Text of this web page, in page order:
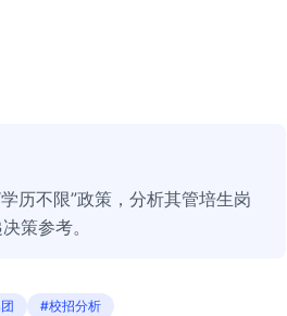
历不限”政策，分析其管培生岗
策参考。
#校招分析